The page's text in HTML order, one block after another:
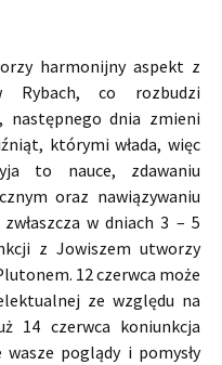
harmonijny aspekt z
Rybach, co rozbudzi
następnego dnia zmieni
którymi włada, więc
to nauce, zdawaniu
oraz nawiązywaniu
w dniach 3 – 5
z Jowiszem utworzy
12 czerwca może
ze względu na
14 czerwca koniunkcja
wasze poglądy i pomysły